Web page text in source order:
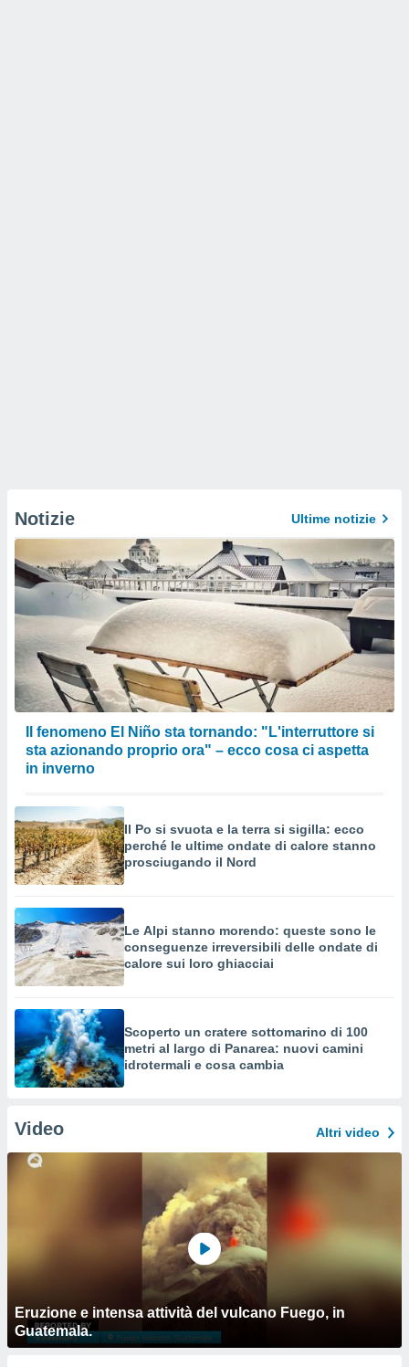
Notizie Ultime notizie
Il fenomeno El Niño sta tornando: "L'interruttore si
sta azionando proprio ora" – ecco cosa ci aspetta
in inverno
Il Po si svuota e la terra si sigilla: ecco
perché le ultime ondate di calore stanno
prosciugando il Nord
Le Alpi stanno morendo: queste sono le
conseguenze irreversibili delle ondate di
calore sui loro ghiacciai
Scoperto un cratere sottomarino di 100
metri al largo di Panarea: nuovi camini
idrotermali e cosa cambia
Video Altri video
Eruzione e intensa attività del vulcano Fuego, in
Guatemala.